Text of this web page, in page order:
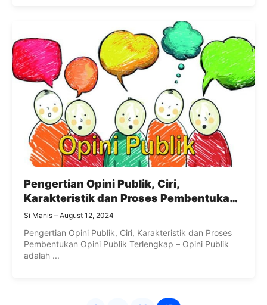
Pengertian Opini Publik, Ciri,
Karakteristik dan Proses Pembentukan
Opini Publik Terlengkap
Si Manis August 12, 2024
Pengertian Opini Publik, Ciri, Karakteristik dan Proses
Pembentukan Opini Publik Terlengkap – Opini Publik
adalah ...